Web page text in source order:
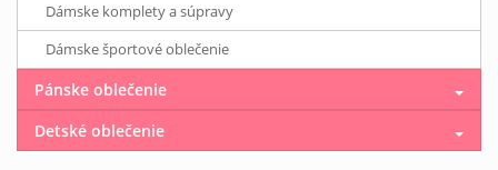
Dámske komplety a súpravy
Dámske športové oblečenie
Pánske oblečenie
Detské oblečenie